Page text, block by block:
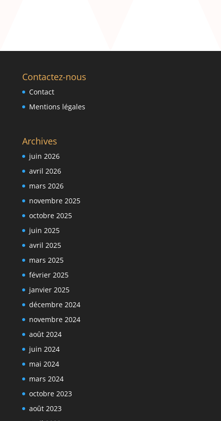
Contactez-nous
Contact
Mentions légales
Archives
juin 2026
avril 2026
mars 2026
novembre 2025
octobre 2025
juin 2025
avril 2025
mars 2025
février 2025
janvier 2025
décembre 2024
novembre 2024
août 2024
juin 2024
mai 2024
mars 2024
octobre 2023
août 2023